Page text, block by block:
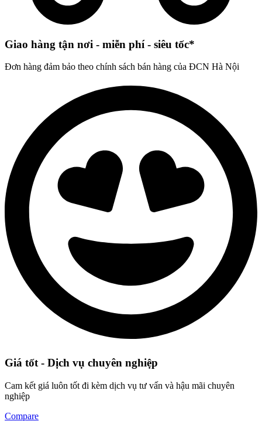
Giao hàng tận nơi - miễn phí - siêu tốc*
Đơn hàng đảm bảo theo chính sách bán hàng của ĐCN Hà Nội
Giá tốt - Dịch vụ chuyên nghiệp
Cam kết giá luôn tốt đi kèm dịch vụ tư vấn và hậu mãi chuyên
nghiệp
Compare